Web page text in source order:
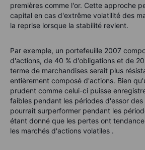
premières comme l'or. Cette approche
capital en cas d'extrême volatilité des
la reprise lorsque la stabilité revient.
Par exemple, un portefeuille 2007
d'actions, de 40 % d'obligations et de
terme de marchandises serait plus
entièrement composé d'actions. Bien
prudent comme celui-ci puisse
faibles pendant les périodes d'essor
pourrait surperformer pendant les
étant donné que les pertes ont
les marchés d'actions volatiles .